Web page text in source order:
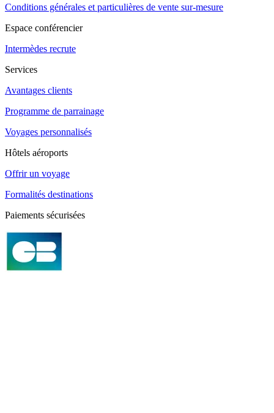
Conditions générales et particulières de vente sur-mesure
Espace conférencier
Intermèdes recrute
Services
Avantages clients
Programme de parrainage
Voyages personnalisés
Hôtels aéroports
Offrir un voyage
Formalités destinations
Paiements sécurisées